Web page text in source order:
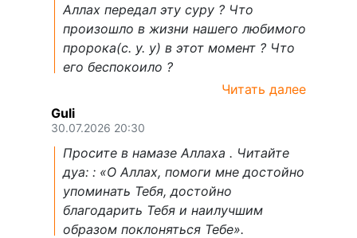
Аллах передал эту суру ? Что
произошло в жизни нашего любимого
пророка(с. у. у) в этот момент ? Что
его беспокоило ?
Читать далее
Guli
30.07.2026 20:30
Просите в намазе Аллаха . Читайте
дуа: : «О Аллах, помоги мне достойно
упоминать Тебя, достойно
благодарить Тебя и наилучшим
образом поклоняться Тебе».